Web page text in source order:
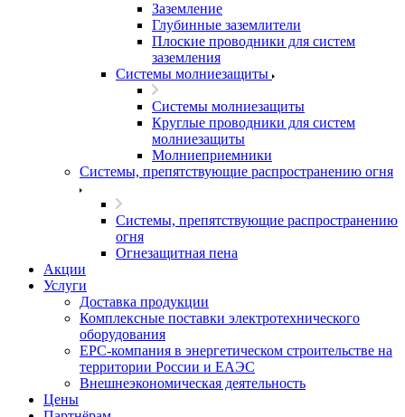
Заземление
Глубинные заземлители
Плоские проводники для систем
заземления
Системы молниезащиты
Системы молниезащиты
Круглые проводники для систем
молниезащиты
Молниеприемники
Системы, препятствующие распространению огня
Системы, препятствующие распространению
огня
Огнезащитная пена
Акции
Услуги
Доставка продукции
Комплексные поставки электротехнического
оборудования
EPC-компания в энергетическом строительстве на
территории России и ЕАЭС
Внешнеэкономическая деятельность
Цены